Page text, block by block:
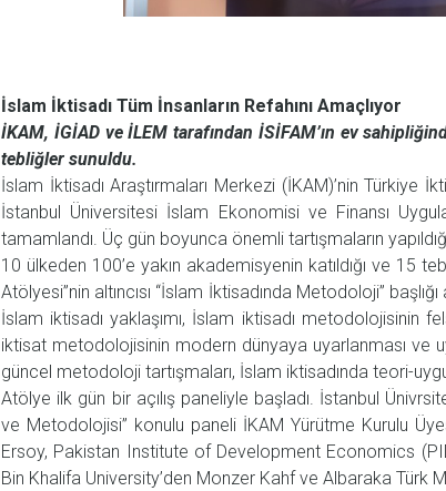
İslam İktisadı Tüm İnsanların Refahını Amaçlıyor
İKAM, İGİAD ve İLEM tarafından İSİFAM’ın ev
tebliğler sunuldu.
İslam İktisadı Araştırmaları Merkezi (İKAM)’nin Türkiye
İstanbul Üniversitesi İslam Ekonomisi ve Finansı
tamamlandı. Üç gün boyunca önemli tartışmaların
10 ülkeden 100’e yakın akademisyenin katıldığı ve 15
Atölyesi”nin altıncısı “İslam İktisadında Metodoloji”
İslam iktisadı yaklaşımı, İslam iktisadı metodolojisinin
iktisat metodolojisinin modern dünyaya uyarlanması ve
güncel metodoloji tartışmaları, İslam iktisadında teori-
Atölye ilk gün bir açılış paneliyle başladı. İstanbul
ve Metodolojisi” konulu paneli İKAM Yürütme Kurulu
Ersoy, Pakistan Institute of Development Economics
Bin Khalifa University’den Monzer Kahf ve Albaraka Türk